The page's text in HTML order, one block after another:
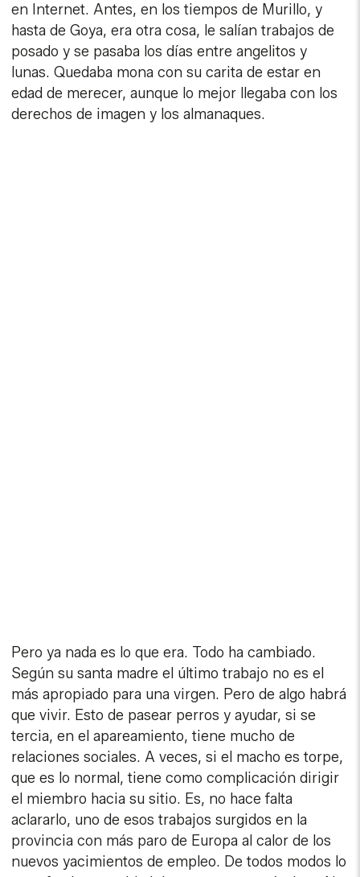
en Internet. Antes, en los tiempos de Murillo, y
hasta de Goya, era otra cosa, le salían trabajos de
posado y se pasaba los días entre angelitos y
lunas. Quedaba mona con su carita de estar en
edad de merecer, aunque lo mejor llegaba con los
derechos de imagen y los almanaques.
Pero ya nada es lo que era. Todo ha cambiado.
Según su santa madre el último trabajo no es el
más apropiado para una virgen. Pero de algo habrá
que vivir. Esto de pasear perros y ayudar, si se
tercia, en el apareamiento, tiene mucho de
relaciones sociales. A veces, si el macho es torpe,
que es lo normal, tiene como complicación dirigir
el miembro hacia su sitio. Es, no hace falta
aclararlo, uno de esos trabajos surgidos en la
provincia con más paro de Europa al calor de los
nuevos yacimientos de empleo. De todos modos lo